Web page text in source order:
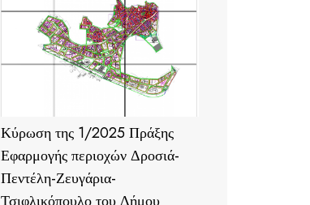
Κύρωση της 1/2025 Πράξης
Εφαρμογής περιοχών Δροσιά-
Πεντέλη-Ζευγάρια-